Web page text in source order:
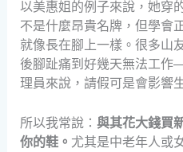
以美惠姐的例子來說，她穿
不是什麼昂貴名牌，但學會
就像長在腳上一樣。很多山
後腳趾痛到好幾天無法工
理員來說，請假可是會影響
所以我常說： 與其花大錢買
你的鞋。 尤其是中老年人或